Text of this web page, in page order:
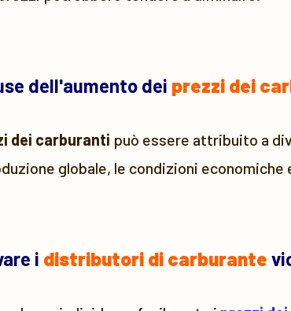
dell'aumento dei prezzi dei
dei carburanti può essere attribuito a
globale, le condizioni
i distributori di carburante